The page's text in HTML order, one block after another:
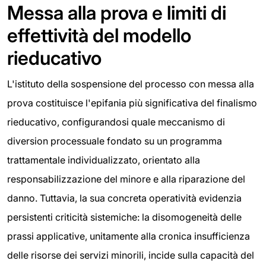
Messa alla prova e limiti di
effettività del modello
rieducativo
L'istituto della sospensione del processo con messa alla
prova costituisce l'epifania più significativa del finalismo
rieducativo, configurandosi quale meccanismo di
diversion processuale fondato su un programma
trattamentale individualizzato, orientato alla
responsabilizzazione del minore e alla riparazione del
danno. Tuttavia, la sua concreta operatività evidenzia
persistenti criticità sistemiche: la disomogeneità delle
prassi applicative, unitamente alla cronica insufficienza
delle risorse dei servizi minorili, incide sulla capacità del